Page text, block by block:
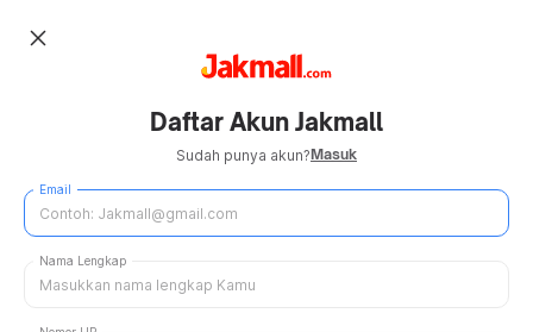
close
Daftar Akun Jakmall
Sudah punya akun?Masuk
Email
Nama Lengkap